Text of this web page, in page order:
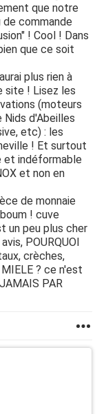
que notre
commande
! Cool ! Dans
que ce soit
plus rien à
site ! Lisez les
(moteurs
Nids d'Abeilles
etc) : les
! Et surtout
et indéformable
et non en
de monnaie
! cuve
un peu plus cher
POURQUOI
crèches,
? ce n'est
PAR